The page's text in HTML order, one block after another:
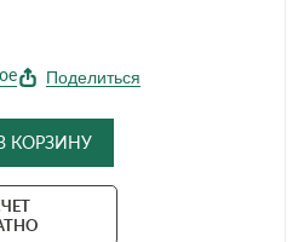
Поделиться
КОРЗИНУ